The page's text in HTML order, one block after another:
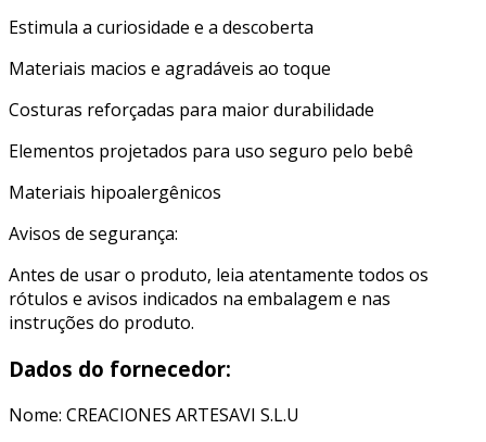
Estimula a curiosidade e a descoberta
Materiais macios e agradáveis ao toque
Costuras reforçadas para maior durabilidade
Elementos projetados para uso seguro pelo bebê
Materiais hipoalergênicos
Avisos de segurança:
Antes de usar o produto, leia atentamente todos os
rótulos e avisos indicados na embalagem e nas
instruções do produto.
Dados do fornecedor:
Nome: CREACIONES ARTESAVI S.L.U